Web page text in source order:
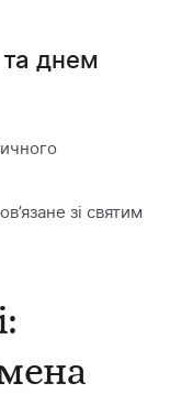
днем
зі святим